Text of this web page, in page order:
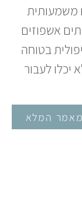
משמעותית
אשפוזים
בטוחה
יכלו לעבור
המלא